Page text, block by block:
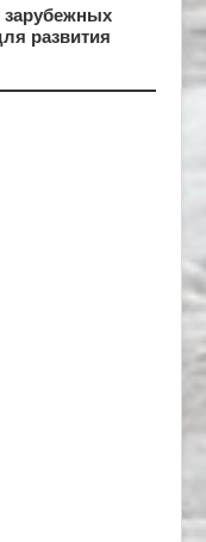
зарубежных
развития